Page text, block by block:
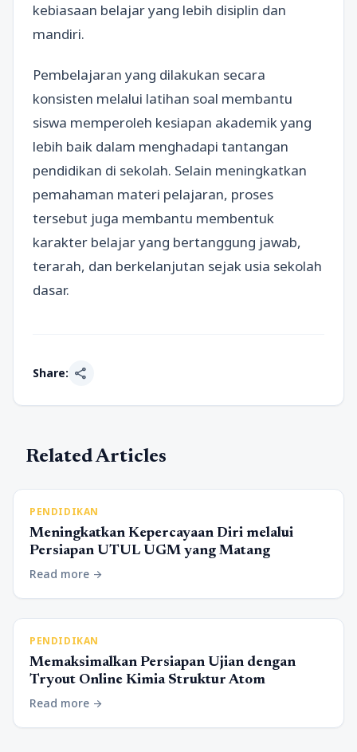
kebiasaan belajar yang lebih disiplin dan
mandiri.
Pembelajaran yang dilakukan secara
konsisten melalui latihan soal membantu
siswa memperoleh kesiapan akademik yang
lebih baik dalam menghadapi tantangan
pendidikan di sekolah. Selain meningkatkan
pemahaman materi pelajaran, proses
tersebut juga membantu membentuk
karakter belajar yang bertanggung jawab,
terarah, dan berkelanjutan sejak usia sekolah
dasar.
Share: share
Related Articles
PENDIDIKAN
Meningkatkan Kepercayaan Diri melalui
Persiapan UTUL UGM yang Matang
Read more arrow_forward
PENDIDIKAN
Memaksimalkan Persiapan Ujian dengan
Tryout Online Kimia Struktur Atom
Read more arrow_forward